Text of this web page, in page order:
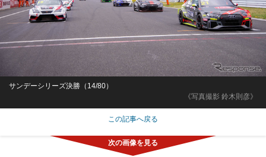
《写真撮影 鈴木則彦》
サンデーシリーズ決勝（14/80）
この記事へ戻る